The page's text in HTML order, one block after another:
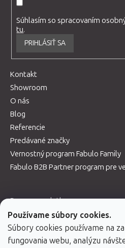
Používame súbory cookies.
Súbory cookies používame na
fungovania webu, analýzu
Súhlasím so spracovaním
tu.
PRIHLÁSIŤ SA
Kontakt
Showroom
O nás
Blog
Referencie
Predávané značky
Vernostný program Fabulo Family
Fabulo B2B Partner program pre
Doprava a platba
Vrátenie a reklamácia
Servis masážnych stolov
Obchodné podmienky